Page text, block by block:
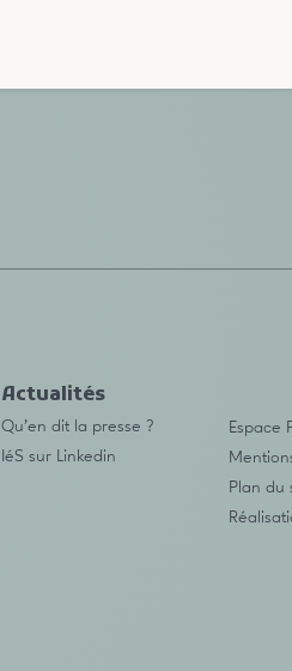
Actualités
Qu’en dit la presse ?
IéS sur Linkedin
Espace
Plan du